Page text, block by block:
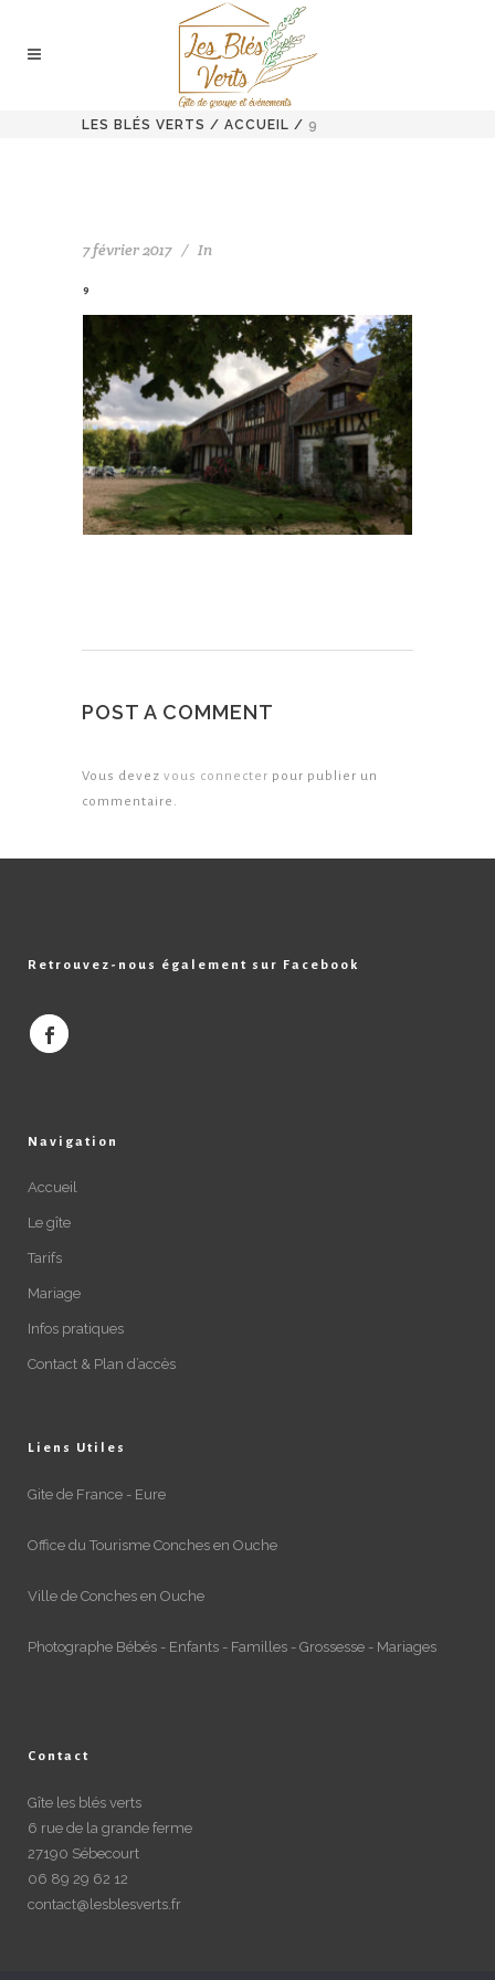
LES BLÉS VERTS / ACCUEIL / 9
7 février 2017 In
9
POST A COMMENT
Vous devez vous connecter pour publier un
commentaire.
Retrouvez-nous également sur Facebook
Navigation
Accueil
Le gîte
Tarifs
Mariage
Infos pratiques
Contact & Plan d’accès
Liens Utiles
Gite de France - Eure
Office du Tourisme Conches en Ouche
Ville de Conches en Ouche
Photographe Bébés - Enfants - Familles - Grossesse - Mariages
Contact
Gîte les blés verts
6 rue de la grande ferme
27190 Sébecourt
06 89 29 62 12
contact@lesblesverts.fr